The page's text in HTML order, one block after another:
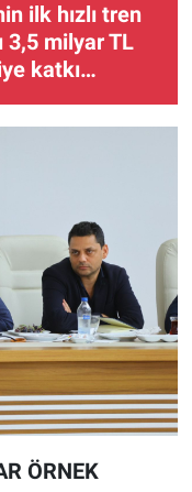
ilk hızlı tren
3,5 milyar TL
katkı
ÖRNEK